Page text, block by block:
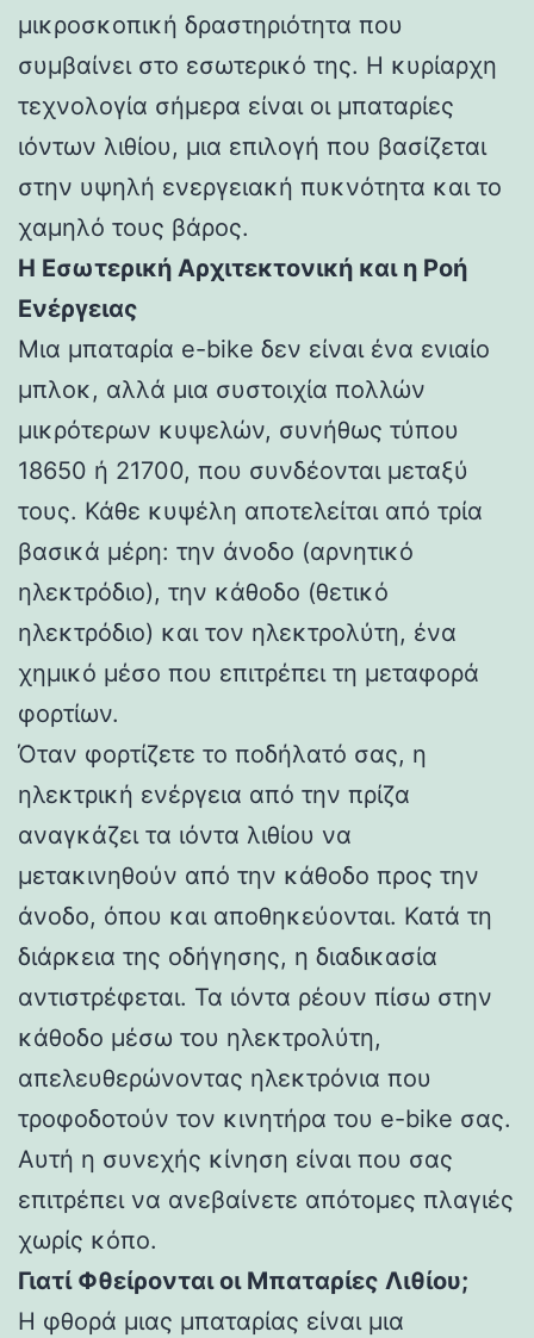
μικροσκοπική δραστηριότητα που
συμβαίνει στο εσωτερικό της. Η κυρίαρχη
τεχνολογία σήμερα είναι οι μπαταρίες
ιόντων λιθίου, μια επιλογή που βασίζεται
στην υψηλή ενεργειακή πυκνότητα και το
χαμηλό τους βάρος.
Η Εσωτερική Αρχιτεκτονική και η Ροή
Ενέργειας
Μια μπαταρία e-bike δεν είναι ένα ενιαίο
μπλοκ, αλλά μια συστοιχία πολλών
μικρότερων κυψελών, συνήθως τύπου
18650 ή 21700, που συνδέονται μεταξύ
τους. Κάθε κυψέλη αποτελείται από τρία
βασικά μέρη: την άνοδο (αρνητικό
ηλεκτρόδιο), την κάθοδο (θετικό
ηλεκτρόδιο) και τον ηλεκτρολύτη, ένα
χημικό μέσο που επιτρέπει τη μεταφορά
φορτίων.
Όταν φορτίζετε το ποδήλατό σας, η
ηλεκτρική ενέργεια από την πρίζα
αναγκάζει τα ιόντα λιθίου να
μετακινηθούν από την κάθοδο προς την
άνοδο, όπου και αποθηκεύονται. Κατά τη
διάρκεια της οδήγησης, η διαδικασία
αντιστρέφεται. Τα ιόντα ρέουν πίσω στην
κάθοδο μέσω του ηλεκτρολύτη,
απελευθερώνοντας ηλεκτρόνια που
τροφοδοτούν τον κινητήρα του e-bike σας.
Αυτή η συνεχής κίνηση είναι που σας
επιτρέπει να ανεβαίνετε απότομες πλαγιές
χωρίς κόπο.
Γιατί Φθείρονται οι Μπαταρίες Λιθίου;
Η φθορά μιας μπαταρίας είναι μια